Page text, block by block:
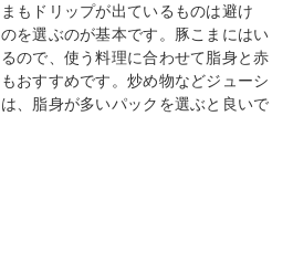
もドリップが出ているものは避け
を選ぶのが基本です。豚こまにはい
ので、使う料理に合わせて脂身と赤
おすすめです。炒め物などジューシ
、脂身が多いパックを選ぶと良いで